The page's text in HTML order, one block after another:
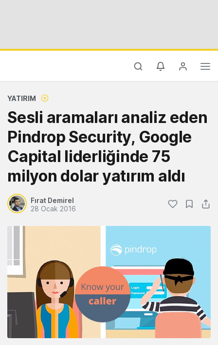
YATIRIM
Sesli aramaları analiz eden
Pindrop Security, Google
Capital liderliğinde 75
milyon dolar yatırım aldı
Fırat Demirel
28 Ocak 2016